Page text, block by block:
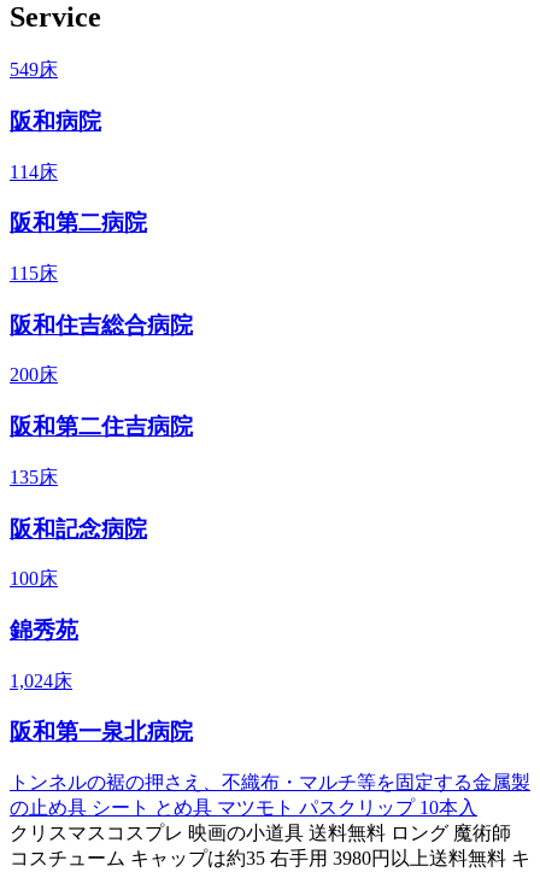
Service
549床
阪和病院
114床
阪和第二病院
115床
阪和住吉総合病院
200床
阪和第二住吉病院
135床
阪和記念病院
100床
錦秀苑
1,024床
阪和第一泉北病院
トンネルの裾の押さえ、不織布・マルチ等を固定する金属製
の止め具 シート とめ具 マツモト パスクリップ 10本入
クリスマスコスプレ 映画の小道具 送料無料 ロング 魔術師
コスチューム キャップは約35 右手用 3980円以上送料無料 キ